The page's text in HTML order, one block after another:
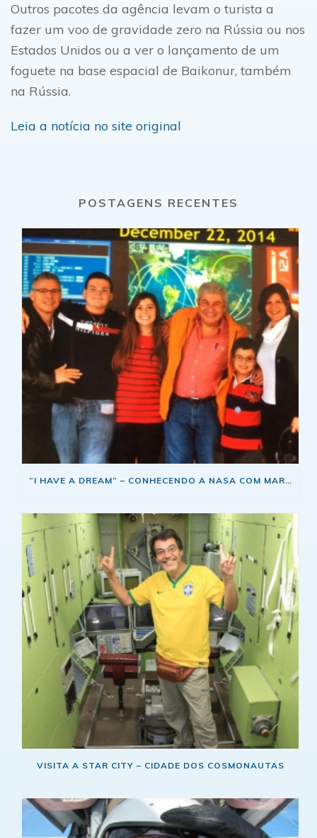
Outros pacotes da agência levam o turista a
fazer um voo de gravidade zero na Rússia ou nos
Estados Unidos ou a ver o lançamento de um
foguete na base espacial de Baikonur, também
na Rússia.
Leia a notícia no site original
POSTAGENS RECENTES
“I HAVE A DREAM” – CONHECENDO A NASA COM MARCOS PONTES
VISITA A STAR CITY – CIDADE DOS COSMONAUTAS